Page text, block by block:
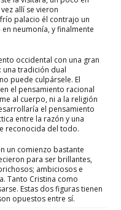
allí se vieron
palacio él contrajo un
neumonía, y finalmente
occidental con una gran
una tradición dual
puede culpársele. El
el pensamiento racional
al cuerpo, ni a la religión
el pensamiento
entre la razón y una
reconocida del todo.
un comienzo bastante
para ser brillantes,
ambiciosos e
Tanto Cristina como
Estas dos figuras tienen
opuestos entre sí.